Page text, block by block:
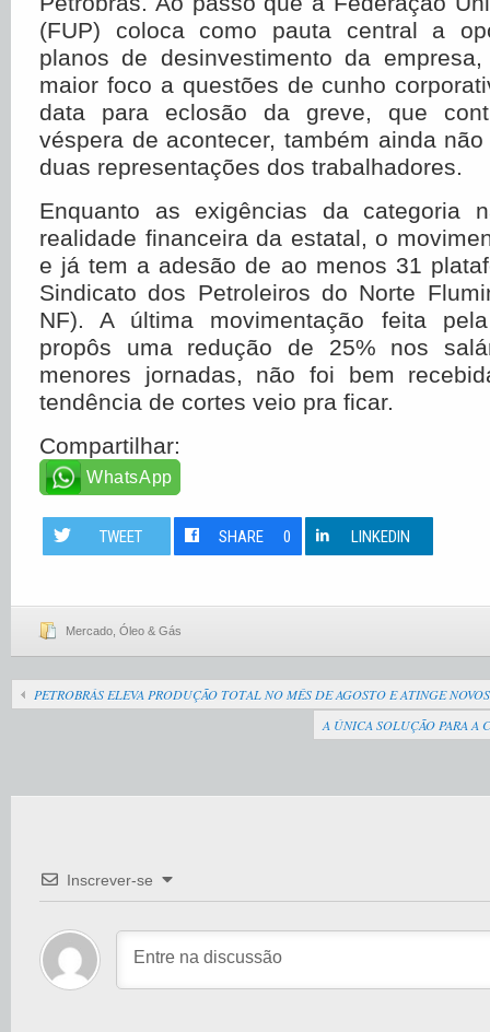
(FUP) coloca como pauta central a
planos de desinvestimento da
maior foco a questões de cunho
data para eclosão da greve, que
véspera de acontecer, também ainda
duas representações dos trabalhadores.
Enquanto as exigências da categoria
realidade financeira da estatal, o
e já tem a adesão de ao menos 31
Sindicato dos Petroleiros do Norte
NF). A última movimentação feita
propôs uma redução de 25% nos
menores jornadas, não foi bem
tendência de cortes veio pra ficar.
Compartilhar:
WhatsApp
TWEET SHARE 0 LINKEDIN
Mercado Óleo & Gás
PETROBRÁS ELEVA PRODUÇÃO TOTAL NO MÊS DE AGOSTO E ATINGE
A ÚNICA SOLUÇÃO PARA A
Inscrever-se